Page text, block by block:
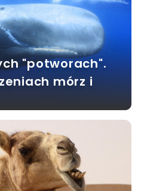
"potworach".
mórz i